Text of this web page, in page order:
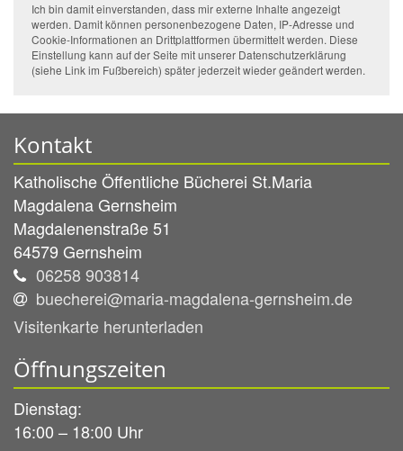
Ich bin damit einverstanden, dass mir externe Inhalte angezeigt
werden. Damit können personenbezogene Daten, IP-Adresse und
Cookie-Informationen an Drittplattformen übermittelt werden. Diese
Einstellung kann auf der Seite mit unserer Datenschutzerklärung
(siehe Link im Fußbereich) später jederzeit wieder geändert werden.
Kontakt
Katholische Öffentliche Bücherei St.Maria
Magdalena Gernsheim
Magdalenenstraße 51
64579 Gernsheim
06258 903814
buecherei@maria-magdalena-gernsheim.de
Visitenkarte herunterladen
Öffnungszeiten
Dienstag:
16:00 – 18:00 Uhr